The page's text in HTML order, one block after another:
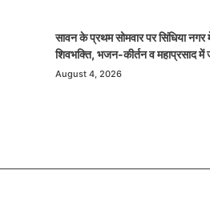
सावन के प्रथम सोमवार पर सिंधिया नगर
शिवभक्ति, भजन-कीर्तन व महाप्रसाद में
August 4, 2026